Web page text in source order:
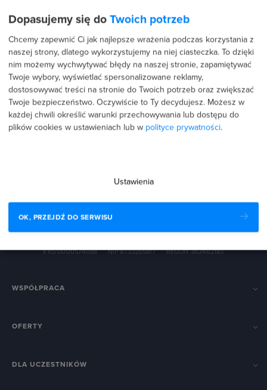
Pracujemy pon.–pt. w godz. 9:00–16:00
The Hero spółka z ograniczoną odpowiedzialnością spółka
KRS 0000574088 · NIP 8733255817 · REGON 362462183
WSPÓŁPRACA
OFERTY
DLA UCZESTNIKÓW
Dopasujemy się do Twoich potrzeb
Chcemy zapewnić Ci jak najlepsze wrażenia podczas korzystania z
naszej strony, dlatego wykorzystujemy na niej ciasteczka. To dzięki
nim możemy wychwytywać błędy na naszej stronie, zapamiętywać
Twoje wybory, wyświetlać spersonalizowane reklamy,
dostosowywać treści na stronie do Twoich potrzeb oraz zwiększać
Twoje bezpieczeństwo. Oczywiście to Ty decydujesz. Możesz w
każdej chwili określić warunki przechowywania lub dostępu do
plików cookies w ustawieniach lub w polityce prywatności.
Ustawienia
OK, PRZEJDŹ DO SERWISU